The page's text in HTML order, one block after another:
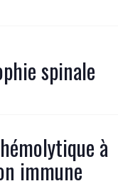
spinale
à
immune